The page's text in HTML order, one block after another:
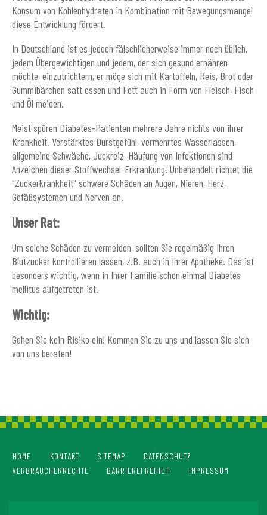
Konsum von Kohlenhydraten in Kombination mit Bewegungsmangel
diese Entwicklung fördert.
In Deutschland ist es jedoch fälschlicherweise immer noch üblich,
jedem Übergewichtigen und jedem, der sich gesund ernähren
möchte, einzutrichtern, er möge sich mit Kartoffeln, Reis, Brot oder
Gummibärchen satt essen und Fett auch in Form von Fleisch, Fisch
und Öl meiden.
Meist spüren Diabetes-Patienten mehrere Jahre nichts von ihrer
Krankheit. Verstärktes Durstgefühl, vermehrtes Wasserlassen,
allgemeine Schwäche, Juckreiz, Häufung von Infektionen sind
Anzeichen dieser Stoffwechsel-Erkrankung. Unbehandelt richtet die
"Zuckerkrankheit" schwere Schäden an Augen, Nieren, Herz,
Gefäßsystemen und Nerven an.
Unser Rat:
Um solche Schäden zu vermeiden, sollten Sie regelmäßig Ihren
Blutzucker kontrollieren lassen, z.B. auch in Ihrer Apotheke. Das ist
besonders wichtig, wenn in Ihrer Familie schon einmal Diabetes
mellitus aufgetreten ist.
Wichtig:
Gehen Sie kein Risiko ein! Kommen Sie zu uns und lassen Sie sich
von uns beraten!
HOME KONTAKT SITEMAP
DATENSCHUTZ
VERBRAUCHERRECHTE
BARRIEREFREIHEIT IMPRESSUM